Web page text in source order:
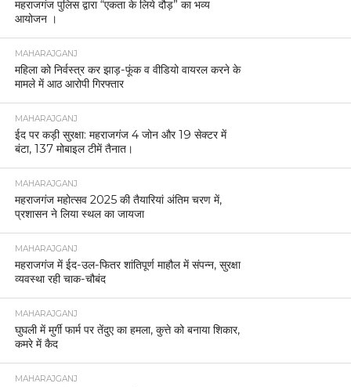
महराजगंज पुलिस द्वारा “एकता के लिये दौड़” का भव्य
आयोजन ।
MAHARAJGANJ
महिला को निर्वस्त्र कर झाड़-फूंक व वीडियो वायरल करने के
मामले में आठ आरोपी गिरफ्तार
MAHARAJGANJ
ईद पर कड़ी सुरक्षा: महराजगंज 4 जोन और 19 सेक्टर में
बंटा, 137 मोबाइल टीमें तैनात।
MAHARAJGANJ
महराजगंज महोत्सव 2025 की तैयारियां अंतिम चरण में,
प्रशासन ने लिया स्थल का जायजा
MAHARAJGANJ
महराजगंज में ईद-उल-फितर शांतिपूर्ण माहौल में संपन्न, सुरक्षा
व्यवस्था रही चाक-चौबंद
MAHARAJGANJ
घुघली में मुर्गी फार्म पर तेंदुए का हमला, कुत्ते को बनाया शिकार,
कमरे में कैद
MAHARAJGANJ